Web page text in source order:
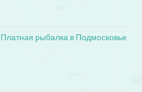
Платная рыбалка в Подмосковье